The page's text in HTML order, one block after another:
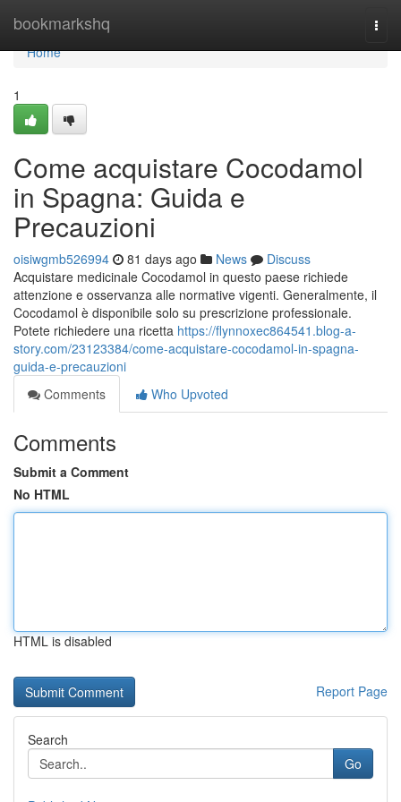
bookmarkshq
Home
Home
1
Come acquistare Cocodamol
in Spagna: Guida e
Precauzioni
oisiwgmb526994 81 days ago News
Discuss
Acquistare medicinale Cocodamol in questo paese richiede
attenzione e osservanza alle normative vigenti. Generalmente, il
Cocodamol è disponibile solo su prescrizione professionale.
Potete richiedere una ricetta https://flynnoxec864541.blog-a-
story.com/23123384/come-acquistare-cocodamol-in-spagna-
guida-e-precauzioni
Comments
Who Upvoted
Comments
Submit a Comment
No HTML
HTML is disabled
Report Page
Search
Go